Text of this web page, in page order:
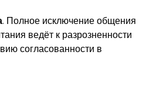
. Полное исключение общения
ведёт к разрозненности
согласованности в